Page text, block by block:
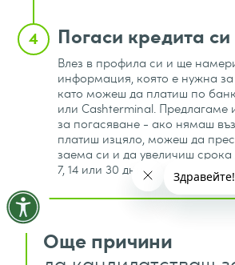
4 Погаси кредита си
Влез в профила си и ще
информация, която е нужна
като можеш да платиш по
или Cashterminal. Предлагаме
за погасяване - ако нямаш
платиш изцяло, можеш да
заема си и да увеличиш
7, 14 или 30 дни.
Още причини